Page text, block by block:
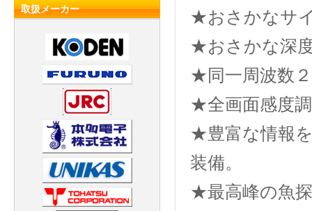
★おさかなサ
★おさかな深
★同一周波数
★全画面感度
★豊富な情報
装備。
★最高峰の魚
取扱メーカー